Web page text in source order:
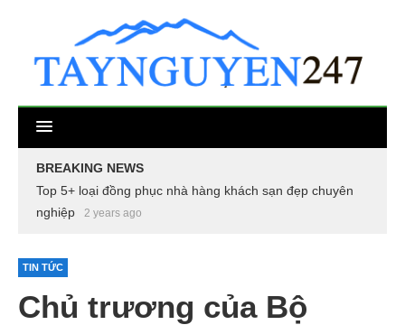
BREAKING NEWS
Top 5+ loại đồng phục nhà hàng khách sạn đẹp chuyên
nghiệp
2 years ago
TIN TỨC
Chủ trương của Bộ